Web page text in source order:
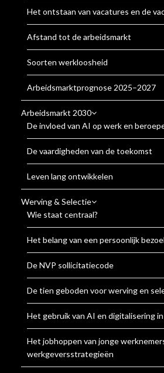
Het ontstaan van vacatures en de
Afstand tot de arbeidsmarkt
Soorten werkloosheid
Arbeidsmarktprognose 2025–2027
Arbeidsmarkt 2030
De invloed van AI op werk en
De vaardigheden van de toekomst
Leven lang ontwikkelen
Werving & Selectie
Wie staat centraal?
Het belang van een persoonlijk
De NVP sollicitatiecode
De tien geboden voor werving en
Het gebruik van AI en digitalisering
Het jobhoppen van jonge
werkgeversstrategieën